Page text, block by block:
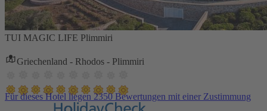
TUI MAGIC LIFE Plimmiri
Griechenland - Rhodos - Plimmiri
Für dieses Hotel liegen 2350 Bewertungen mit einer Zustimmung